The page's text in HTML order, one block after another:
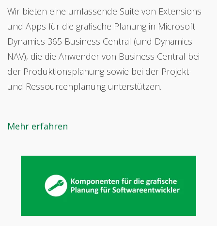
Wir bieten eine umfassende Suite von Extensions
und Apps für die grafische Planung in Microsoft
Dynamics 365 Business Central (und Dynamics
NAV), die die Anwender von Business Central bei
der Produktionsplanung sowie bei der Projekt-
und Ressourcenplanung unterstützen.
Mehr erfahren